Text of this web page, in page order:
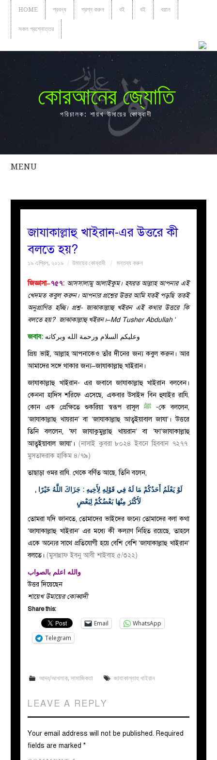
HOME প্রবন্ধ প্রশ্ন করুন বই বই বয়ান
সকল প্রশ্নোত্তর
কোরআনের জ্যোতি
পরিচালক: শায়খ উমায়ের কোব্বাদী
MENU
সকল
নারীদের
ইসলাহী
মজলিস
প্রশ্ন
করুন
জাযাকাল্লাহু খাইরান-এর উত্তরে কী
বলতে হয়?
১৯ এপ্রিল, ২০১৯ উমায়ের কোব্বাদী মন্তব্য করুন
জিজ্ঞাসা–৭৫৭: আসসালামু আলাইকুম। হযরত আল্লাহ আপনার এই
খেদমত কবুল করুন। আপনার প্রশ্নের উত্তর আমি যতই পড়ছি ততই
অনুপ্রাণিত হচ্ছি। প্রশ্ন- জাঝাকাল্লাহু খইরন এই কথার উত্তরে কি
বলতে হয়? জাঝাকাল্লাহু খইরন।–Md Tusher Abdullah ‘
জবাব: وعليكم السلام ورحمة الله وبركاته
প্রিয় ভাই, আল্লাহ আপনাকেও তাঁর দীনের জন্য কবুল করুন। আর
আমাদের সঙ্গে থাকার জন্য–জাযাকাল্লাহু খাইরান।
জাযাকাল্লাহু খাইরান- এর জবাবে জাযাকাল্লাহু খাইরান বলবেন।
কেননা হাদিস শরিফে এসেছে, একবার উসাইদ বিন হুযাইর রাযি.
কোন এক প্রেক্ষিতে শুকরিয়া স্বরূপ রাসূল ﷺ-কে বললেন,
‘জাযাকাল্লাহু খায়রান’ বা ‘জাযাকাল্লাহু আত্বইয়াবাল জাযা’। উত্তরে
তিনি বললেন, ‘ফা জাযাকুমুল্লাহু খায়রান’ বা ‘ফা’জাযাকাল্লাহু
আত্বইয়াবাল জাযা’। (নাসাই কুবরা ৮০২৪ ইবনে হিববান ৭২৭৭
মুসতাদরাক হাকিম ৪/৭৯)
তাছাড়া ওমর রাযি. থেকে বর্ণিত আছে, তিনি বলেন,
لَوْ يَعْلَمُ أَحَدُكُمْ مَا لَهُ فِي قَوْلِهِ لِأَخِيهِ : جَزَاكَ اللَّهُ خَيْرًا ,
لَأَكْثَرَ مِنْهَا بَعْضُكُمْ لِبَعْضٍ
তোমরা যদি জানতে, তোমাদের ভাইদের জন্যে তোমাদের বলা কথা
‘জাযাকাল্লাহু খাইরান’ এর মধ্যে কী কল্যাণ নিহিত রয়েছে, তাহলে
একে অন্যের সাথে প্রতিযোগী হয়ে বেশি বেশি ‘জাযাকাল্লাহু খাইরান’
বলতে। (মুসান্নাফ ইবনু আবী শাইবাহ ৫/৩২২)
والله اعلم بالصواب
উত্তর দিয়েছেন
শায়েখ উমায়ের কোব্বাদী
Share this:
Email
WhatsApp
Telegram
আদব/আখলাক, সামাজিকতা জাযাকাল্লাহু খাইরান
LEAVE A REPLY
Your email address will not be published. Required
fields are marked*